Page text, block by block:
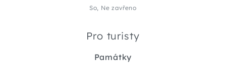
So, Ne zavřeno
Pro turisty
Památky